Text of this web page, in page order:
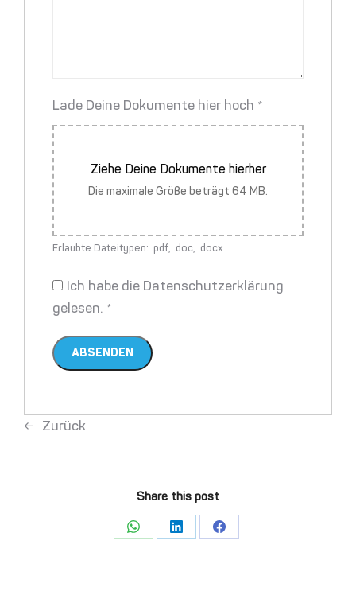
Lade Deine Dokumente hier hoch *
Ziehe Deine Dokumente hierher
Die maximale Größe beträgt 64 MB.
Erlaubte Dateitypen: .pdf, .doc, .docx
Ich habe die Datenschutzerklärung
gelesen. *
Zurück
Share this post
Share
Share
Share